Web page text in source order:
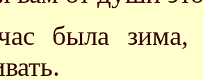
была зима,